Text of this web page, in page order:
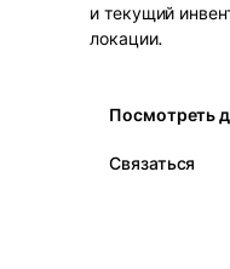
и текущий
локации.
Посмотреть
Связаться